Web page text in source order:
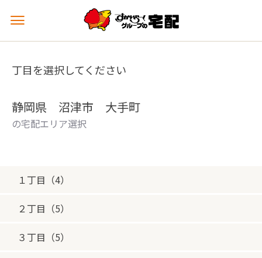
メ
ュ
を
丁目を選択してください
静岡県 沼津市 大手町
の宅配エリア選択
１丁目（4）
２丁目（5）
３丁目（5）